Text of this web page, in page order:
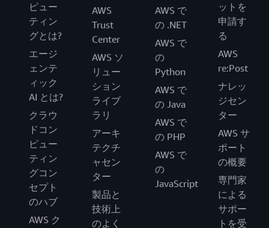
ピュー
ティン
グとは?
エージ
ェンテ
ィック
AI とは?
クラウ
ドコン
ピュー
ティン
グコン
セプト
のハブ
AWS ク
AWS
Trust
Center
AWS ソ
リュー
ション
ライブ
ラリ
アーキ
テクチ
ャセン
ター
製品と
技術上
のよく
AWS で
の .NET
AWS で
の
Python
AWS で
の Java
AWS で
の PHP
AWS で
の
JavaScript
ットを
申請す
る
AWS
re:Post
ナレッ
ジセン
ター
AWS サ
ポート
の概要
専門家
による
サポー
トを受